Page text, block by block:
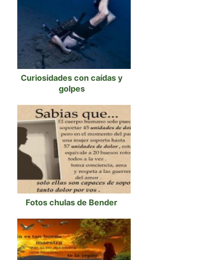
Curiosidades con caídas y
golpes
Fotos chulas de Bender